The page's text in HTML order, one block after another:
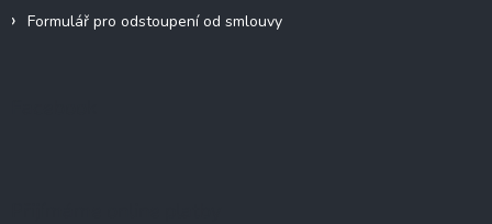
Formulář pro odstoupení od smlouvy